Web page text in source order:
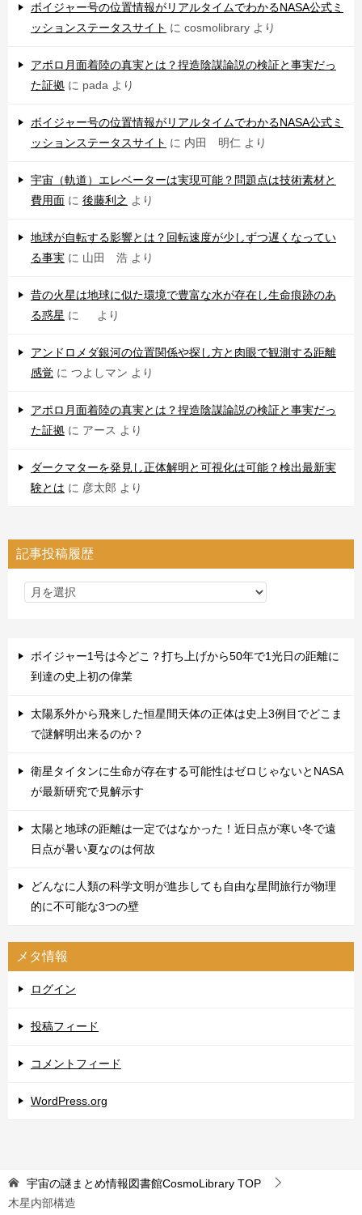
ボイジャー号の位置情報がリアルタイムでわかるNASA公式ミ
ッションステータスサイト に cosmolibrary より
アポロ月面着陸の真実とは？捏造陰謀論説の検証と事実だっ
た証拠 に pada より
ボイジャー号の位置情報がリアルタイムでわかるNASA公式ミ
ッションステータスサイト に 内田 明仁 より
宇宙（軌道）エレベーターは実現可能？問題点は技術素材と
費用面 に 後藤利之 より
地球が自転する影響とは？回転速度が少しずつ遅くなってい
る事実 に 山田 浩 より
昔の火星は地球に似た環境で豊富な水が存在し生命痕跡のあ
る惑星 に より
アンドロメダ銀河の位置関係や探し方と肉眼で観測する距離
感覚 に つよしマン より
アポロ月面着陸の真実とは？捏造陰謀論説の検証と事実だっ
た証拠 に アース より
ダークマターを発見し正体解明と可視化は可能？検出最新実
験とは に 彦太郎 より
記事投稿履歴
ボイジャー1号は今どこ？打ち上げから50年で1光日の距離に
到達の史上初の偉業
太陽系外から飛来した恒星間天体の正体は史上3例目でどこま
で謎解明出来るのか？
衛星タイタンに生命が存在する可能性はゼロじゃないとNASA
が最新研究で見解示す
太陽と地球の距離は一定ではなかった！近日点が寒い冬で遠
日点が暑い夏なのは何故
どんなに人類の科学文明が進歩しても自由な星間旅行が物理
的に不可能な3つの壁
メタ情報
ログイン
投稿フィード
コメントフィード
WordPress.org
宇宙の謎まとめ情報図書館CosmoLibrary TOP
木星内部構造